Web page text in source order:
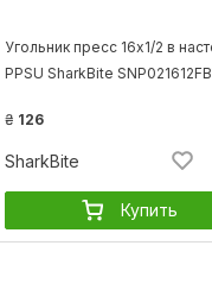
Угольник пресс 16х1/2 в
PPSU SharkBite
₴ 126
SharkBite
Купить